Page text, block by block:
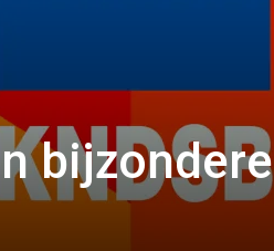
bijzondere